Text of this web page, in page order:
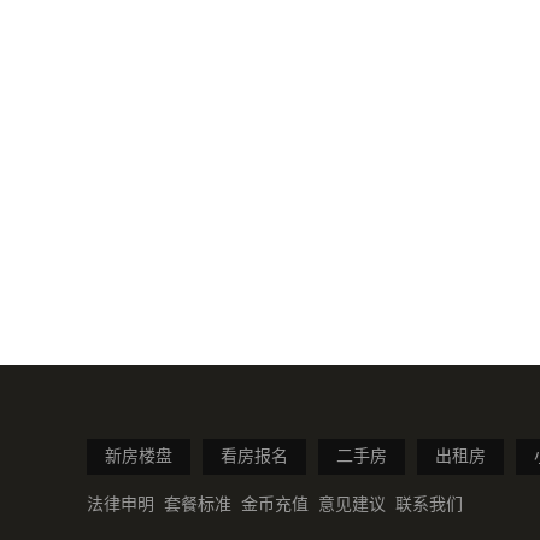
新房楼盘 看房报名 二手房 出租房
法律申明 套餐标准 金币充值 意见建议 联系我们